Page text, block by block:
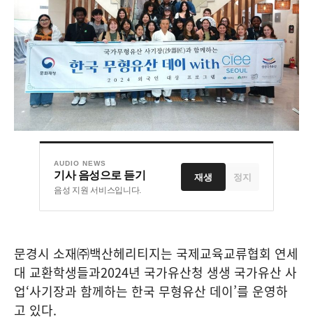
AUDIO NEWS
기사 음성으로 듣기
음성 지원 서비스입니다.
재생 정지
문경시 소재㈜백산헤리티지는 국제교육교류협회 연세
대 교환학생들과2024년 국가유산청 생생 국가유산 사
업‘사기장과 함께하는 한국 무형유산 데이’를 운영하
고 있다.